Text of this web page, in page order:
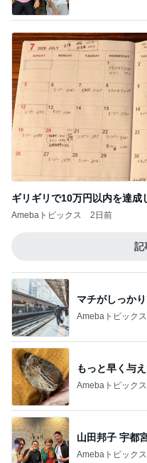
山田邦子 宇都
Amebaトピックス
色々試して一
Amebaトピックス
足先の痺れで注意が必要なサ
Amebaトピックス
記